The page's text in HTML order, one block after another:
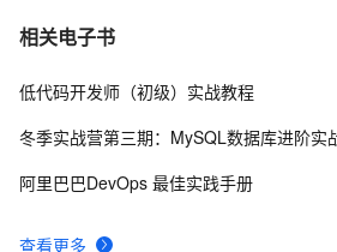
7 springboot打成jar包，在windows上运
8 【Android 安全】DEX 加密 ( 常用
相关电子书
查看更多
低代码开发师（初级）实战教程
冬季实战营第三期：MySQL数据库进阶实
阿里巴巴DevOps 最佳实践手册